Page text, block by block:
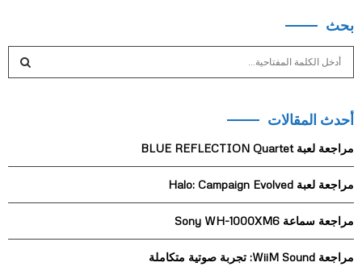
بحث
c
f
r
:
أحدث المقالات
مراجعة لعبة BLUE REFLECTION Quartet
مراجعة لعبة Halo: Campaign Evolved
مراجعة سماعة Sony WH-1000XM6
مراجعة WiiM Sound: تجربة صوتية متكاملة